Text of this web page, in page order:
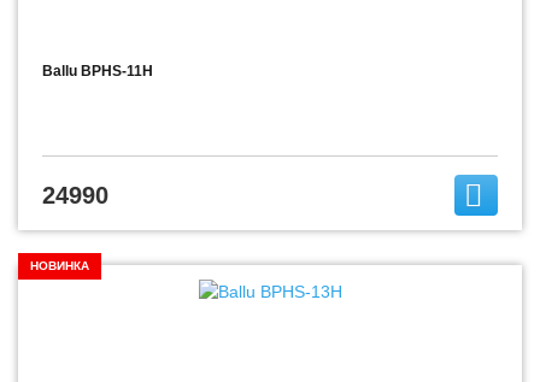
Ballu BPHS-11H
24990
НОВИНКА